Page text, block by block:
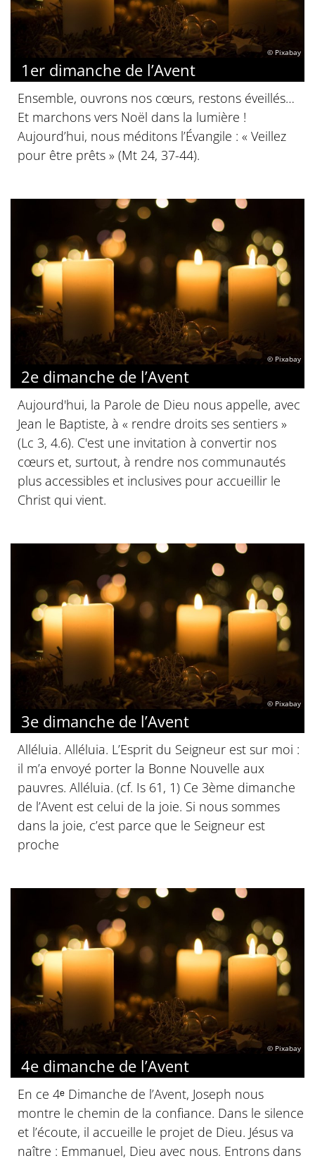
© Pixabay
1er dimanche de l’Avent
Ensemble, ouvrons nos cœurs, restons éveillés…
Et marchons vers Noël dans la lumière !
Aujourd’hui, nous méditons l’Évangile : « Veillez
pour être prêts » (Mt 24, 37-44).
© Pixabay
2e dimanche de l’Avent
Aujourd'hui, la Parole de Dieu nous appelle, avec
Jean le Baptiste, à « rendre droits ses sentiers »
(Lc 3, 4.6). C'est une invitation à convertir nos
cœurs et, surtout, à rendre nos communautés
plus accessibles et inclusives pour accueillir le
Christ qui vient.
© Pixabay
3e dimanche de l’Avent
Alléluia. Alléluia. L’Esprit du Seigneur est sur moi :
il m’a envoyé porter la Bonne Nouvelle aux
pauvres. Alléluia. (cf. Is 61, 1) Ce 3ème dimanche
de l’Avent est celui de la joie. Si nous sommes
dans la joie, c’est parce que le Seigneur est
proche
© Pixabay
4e dimanche de l’Avent
En ce 4ᵉ Dimanche de l’Avent, Joseph nous
montre le chemin de la confiance. Dans le silence
et l’écoute, il accueille le projet de Dieu. Jésus va
naître : Emmanuel, Dieu avec nous. Entrons dans